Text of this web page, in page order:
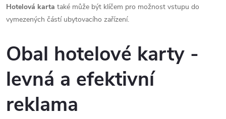
Hotelová karta také může být klíčem pro možnost vstupu do
vymezených částí ubytovacího zařízení.
Obal hotelové karty -
levná a efektivní
reklama